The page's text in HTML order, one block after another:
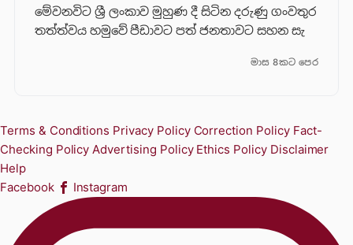
මේවනවිට ශ්‍රී ලංකාව මුහුණ දී සිටින දරුණු ගංවතුර
තත්ත්වය හමුවේ පීඩාවට පත් ජනතාවට සහන සැ
මාස 8කට පෙර
Terms & Conditions Privacy Policy Correction Policy Fact-
Checking Policy Advertising Policy Ethics Policy Disclaimer
Help
Facebook
Instagram